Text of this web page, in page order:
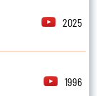
2025
1996